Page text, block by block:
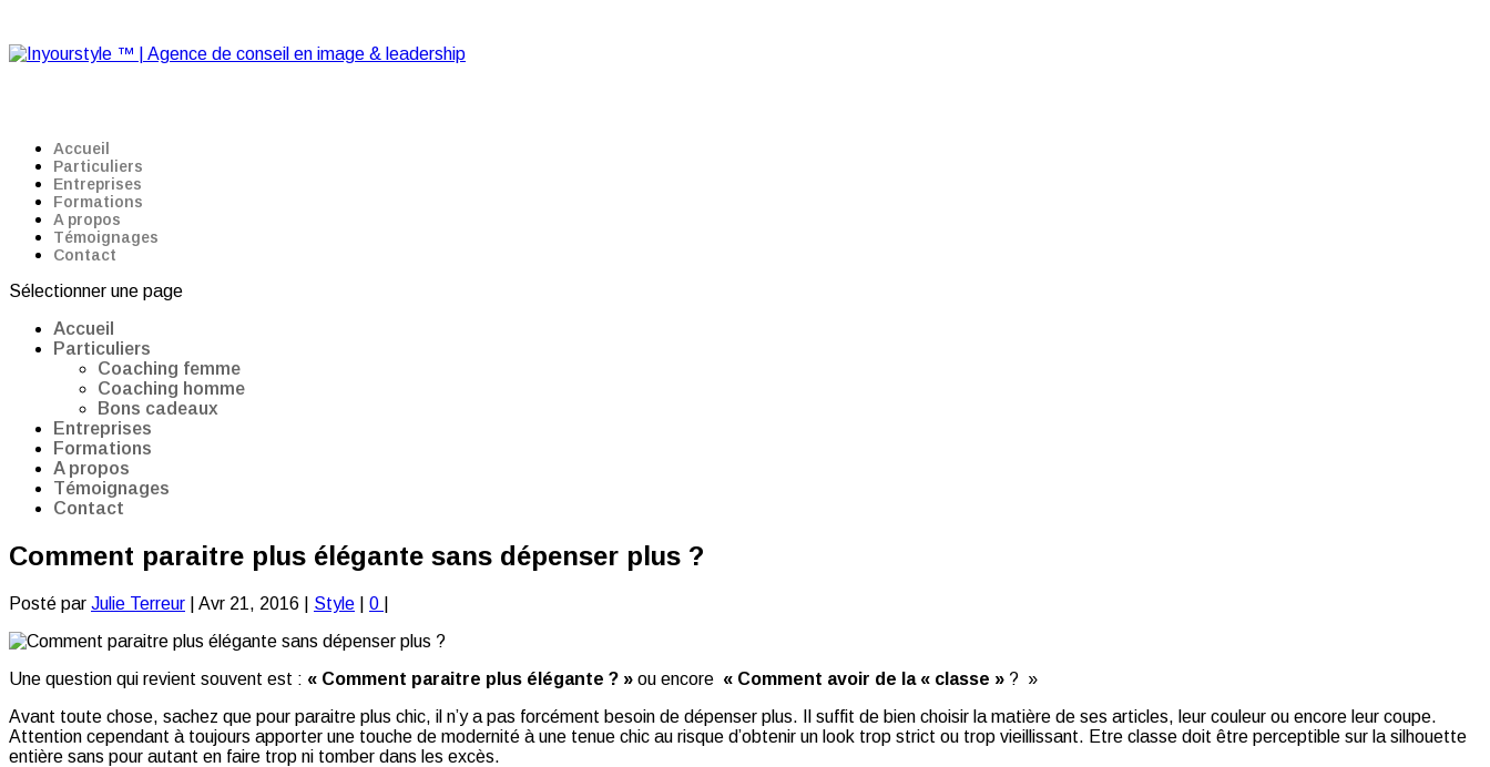
Accueil
Particuliers
Entreprises
Formations
A propos
Témoignages
Contact
Sélectionner une page
Accueil
Particuliers
Coaching femme
Coaching homme
Bons cadeaux
Entreprises
Formations
A propos
Témoignages
Contact
Comment paraitre plus élégante sans dépenser plus ?
Posté par Julie Terreur Avr 21, 2016 Style 0
Une question qui revient souvent est : « Comment paraitre plus élégante ? » ou encore « Comment avoir de la « classe » ? »
Avant toute chose, sachez que pour paraitre plus chic, il n’y a pas forcément besoin de dépenser plus. Il suffit de bien choisir la matière de ses articles, leur couleur ou encore leur coupe.
Attention cependant à toujours apporter une touche de modernité à une tenue chic au risque d’obtenir un look trop strict ou trop vieillissant. Etre classe doit être perceptible sur la silhouette
entière sans pour autant en faire trop ni tomber dans les excès.